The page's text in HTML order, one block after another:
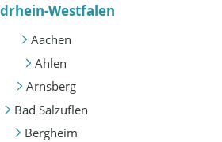
Westfalen
Aachen
Ahlen
Arnsberg
Bad Salzuflen
Bergheim